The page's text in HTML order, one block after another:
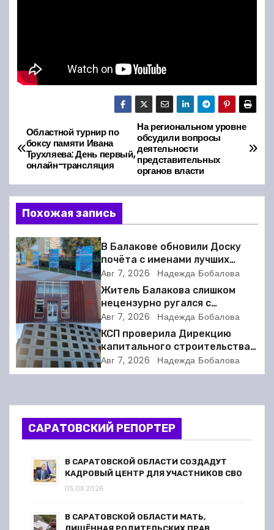
Н
а
в
и
г
а
ц
и
я
п
з
а
На региональном уровне
обсудили вопросы
деятельности
представительных
органов власти
Областной турнир по
боксу памяти Ивана
Трухляева: День первый,
онлайн-трансляция
Похожая запись
В Балакове обновили Доску
почёта с именами лучших
спортсменов. Фото
Авг 7, 2026 Надежда Бобалова
Житель Балакова слишком
нецензурно ругался с
соседкой и получил двое суток
ареста
Авг 7, 2026 Надежда Бобалова
КСП проверила Дирекцию
капитального строительства в
Балакове и нашла множество
нарушений
Авг 7, 2026 Надежда Бобалова
САРАТОВСКИЙ РЕПОРТЕР
В САРАТОВСКОЙ ОБЛАСТИ СОЗДАДУТ
КАДРОВЫЙ ЦЕНТР ДЛЯ УЧАСТНИКОВ СВО
05.08.2026
В САРАТОВСКОЙ ОБЛАСТИ МАТЬ,